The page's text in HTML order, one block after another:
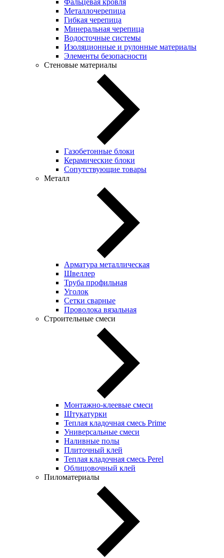
Металлочерепица
Гибкая черепица
Минеральная черепица
Водосточные системы
Изоляционные и рулонные материалы
Элементы безопасности
Стеновые материалы
Газобетонные блоки
Керамические блоки
Сопутствующие товары
Металл
Арматура металлическая
Швеллер
Труба профильная
Уголок
Сетки сварные
Проволока вязальная
Строительные смеси
Монтажно-клеевые смеси
Штукатурки
Теплая кладочная смесь Prime
Универсальные смеси
Наливные полы
Плиточный клей
Теплая кладочная смесь Perel
Облицовочный клей
Пиломатериалы